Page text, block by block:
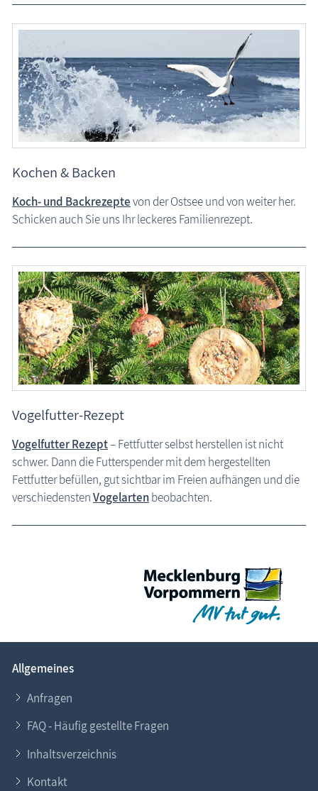
Kochen & Backen
Koch- und Backrezeptevon der Ostsee und von weiter her.
Schicken auch Sie uns Ihr leckeres Familienrezept.
Vogelfutter-Rezept
Vogelfutter Rezept– Fettfutter selbst herstellen ist nicht
schwer. Dann die Futterspender mit dem hergestellten
Fettfutter befüllen, gut sichtbar im Freien aufhängen und die
verschiedenstenVogelartenbeobachten.
Allgemeines
Anfragen
FAQ - Häufig gestellte Fragen
Inhaltsverzeichnis
Kontakt